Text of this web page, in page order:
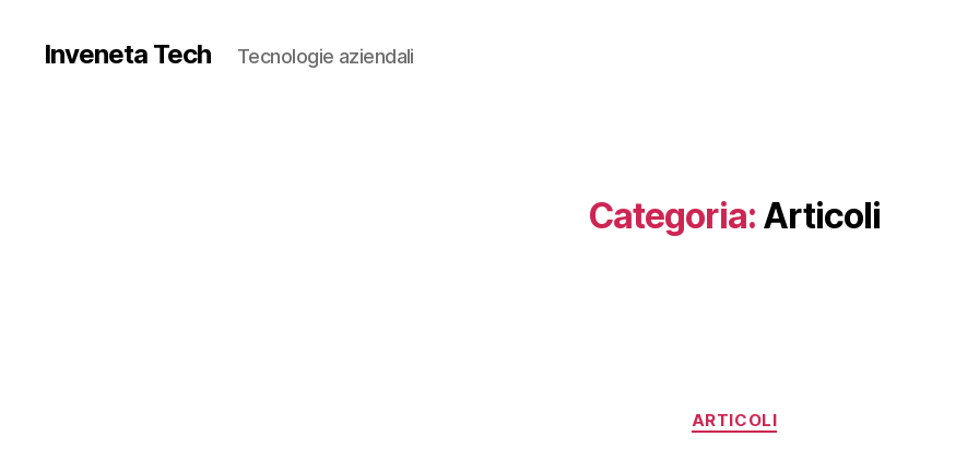
Inveneta Tech Tecnologie aziendali
Categoria: Articoli
Categorie
ARTICOLI